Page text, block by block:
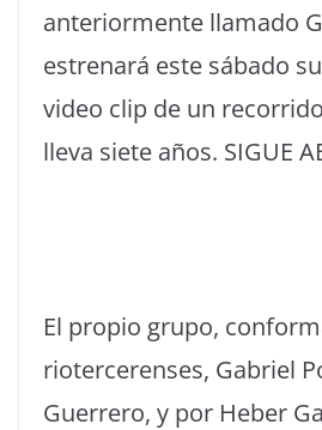
anteriormente llamado
estrenará este sábado
video clip de un
lleva siete años. SIGUE
El propio grupo,
riotercerenses, Gabriel
Guerrero, y por Heber